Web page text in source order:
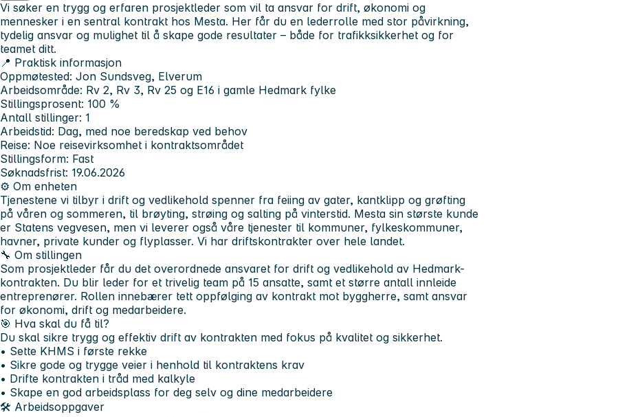
Vi søker en trygg og erfaren prosjektleder som vil ta ansvar for drift, økonomi og
mennesker i en sentral kontrakt hos Mesta. Her får du en lederrolle med stor påvirkning,
tydelig ansvar og mulighet til å skape gode resultater – både for trafikksikkerhet og for
teamet ditt.
📍 Praktisk informasjon
Oppmøtested: Jon Sundsveg, Elverum
Arbeidsområde: Rv 2, Rv 3, Rv 25 og E16 i gamle Hedmark fylke
Stillingsprosent: 100 %
Antall stillinger: 1
Arbeidstid: Dag, med noe beredskap ved behov
Reise: Noe reisevirksomhet i kontraktsområdet
Stillingsform: Fast
Søknadsfrist: 19.06.2026
⚙️ Om enheten
Tjenestene vi tilbyr i drift og vedlikehold spenner fra feiing av gater, kantklipp og grøfting
på våren og sommeren, til brøyting, strøing og salting på vinterstid. Mesta sin største kunde
er Statens vegvesen, men vi leverer også våre tjenester til kommuner, fylkeskommuner,
havner, private kunder og flyplasser. Vi har driftskontrakter over hele landet.
🔧 Om stillingen
Som prosjektleder får du det overordnede ansvaret for drift og vedlikehold av Hedmark-
kontrakten. Du blir leder for et trivelig team på 15 ansatte, samt et større antall innleide
entreprenører. Rollen innebærer tett oppfølging av kontrakt mot byggherre, samt ansvar
for økonomi, drift og medarbeidere.
🎯 Hva skal du få til?
Du skal sikre trygg og effektiv drift av kontrakten med fokus på kvalitet og sikkerhet.
• Sette KHMS i første rekke
• Sikre gode og trygge veier i henhold til kontraktens krav
• Drifte kontrakten i tråd med kalkyle
• Skape en god arbeidsplass for deg selv og dine medarbeidere
🛠️ Arbeidsoppgaver